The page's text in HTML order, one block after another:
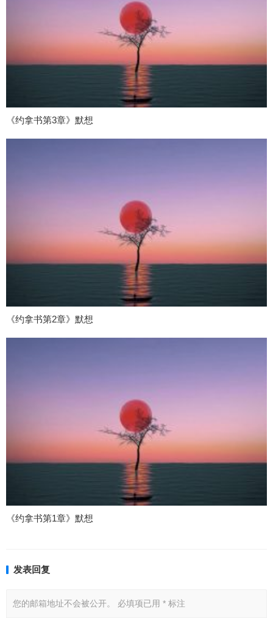
《约拿书第3章》默想
《约拿书第2章》默想
《约拿书第1章》默想
发表回复
您的邮箱地址不会被公开。 必填项已用 * 标注